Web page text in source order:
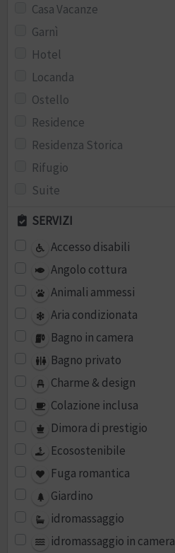
Casa Vacanze
Garnì
Hotel
Locanda
Ostello
Residence
Residenza Storica
Rifugio
Suite
SERVIZI
Accesso disabili
Angolo cottura
Animali ammessi
Aria condizionata
Bagno in camera
Bagno privato
Charme & design
Colazione inclusa
Dimora di prestigio
Ecosostenibile
Fuga romantica
Giardino
idromassaggio
idromassaggio in camera